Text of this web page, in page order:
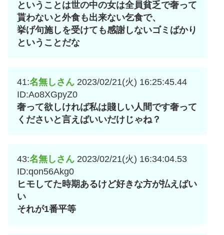
ということは世の中の女は全員貧乏で奢って
貰わないと外食も出来ない乞食で、
挙げ句施しを受けても感謝しないゴミばかり
ということだな
41:名無しさん 2023/02/21(火) 16:25:45.44
ID:Ao8XGpyZ0
奢って欲しければ私は賤しい人間です奢って
くださいと言えばいいだけじゃね？
43:名無しさん 2023/02/21(火) 16:34:04.53
ID:qon56Akg0
ヒモしてた時期あるけど好きな方が払えばい
い
それが1番平等